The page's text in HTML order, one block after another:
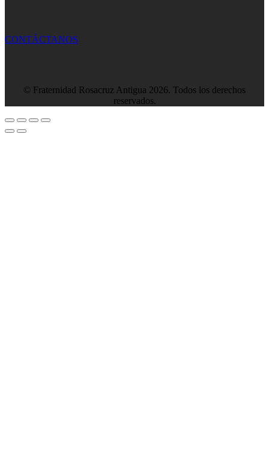
CONTÁCTANOS
© Fraternidad Rosacruz Antigua 2026. Todos los derechos
reservados.